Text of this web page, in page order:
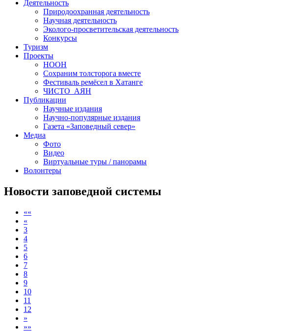
Деятельность
Природоохранная деятельность
Научная деятельность
Эколого-просветительская деятельность
Конкурсы
Туризм
Проекты
НООН
Сохраним толсторога вместе
Фестиваль ремёсел в Хатанге
ЧИСТО_АЯН
Публикации
Научные издания
Научно-популярные издания
Газета «Заповедный север»
Медиа
Фото
Видео
Виртуальные туры / панорамы
Волонтеры
Новости заповедной системы
««
«
3
4
5
6
7
8
9
10
11
12
»
»»